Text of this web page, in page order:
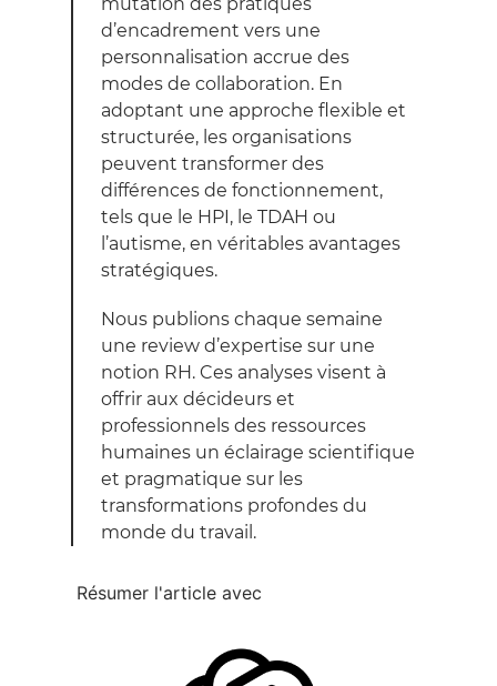
d’encadrement vers une
personnalisation accrue des
modes de collaboration. En
adoptant une approche flexible et
structurée, les organisations
peuvent transformer des
différences de fonctionnement,
tels que le HPI, le TDAH ou
l’autisme, en véritables avantages
stratégiques.
Nous publions chaque semaine
une review d’expertise sur une
notion RH. Ces analyses visent à
offrir aux décideurs et
professionnels des ressources
humaines un éclairage scientifique
et pragmatique sur les
transformations profondes du
monde du travail.
Résumer l'article avec